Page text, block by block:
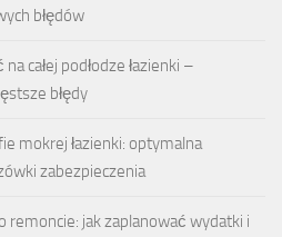
błędów
całej podłodze łazienki –
błędy
mokrej łazienki: optymalna
zabezpieczenia
remoncie: jak zaplanować wydatki i